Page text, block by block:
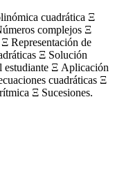
cuadrática Ξ
complejos Ξ
Representación de
Ξ Solución
estudiante Ξ Aplicación
cuadráticas Ξ
Ξ Sucesiones.